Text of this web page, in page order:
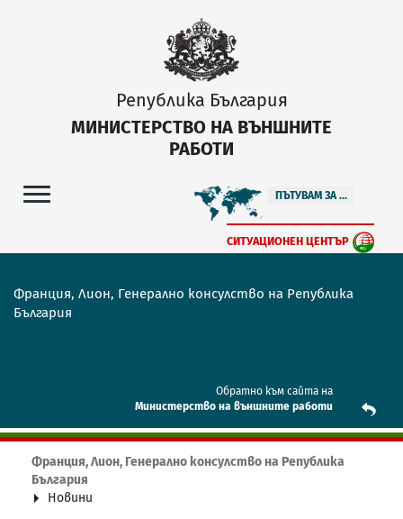
Република България
МИНИСТЕРСТВО НА ВЪНШНИТЕ
РАБОТИ
ПЪТУВАМ ЗА ...
СИТУАЦИОНЕН ЦЕНТЪР
Франция, Лион, Генерално консулство на Република
България
Обратно към сайта на
Mинистерство на външните работи
Франция, Лион, Генерално консулство на Република
България
Новини